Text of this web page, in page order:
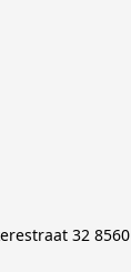
32 8560